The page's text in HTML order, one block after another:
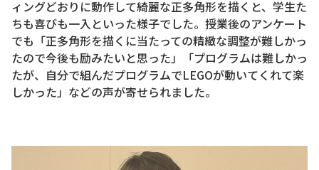
ィングどおりに動作して綺麗な正多角形を描くと、学生た
ちも喜びも一入といった様子でした。授業後のアンケート
でも「正多角形を描くに当たっての精緻な調整が難しかっ
たので今後も励みたいと思った」「プログラムは難しかっ
たが、自分で組んだプログラムでLEGOが動いてくれて楽
しかった」などの声が寄せられました。